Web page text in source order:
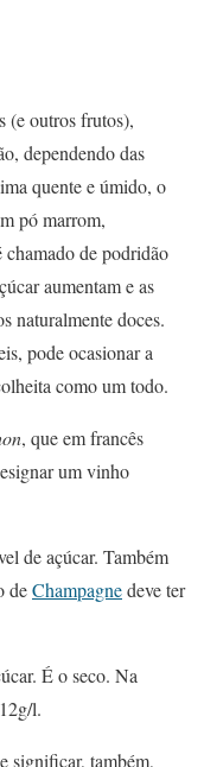
(e outros frutos),
dependendo das
quente e úmido, o
pó marrom,
chamado de podridão
aumentam e as
naturalmente doces.
pode ocasionar a
como um todo.
, que em francês
um vinho
de açúcar. Também
deChampagnedeve ter
É o seco. Na
l.
significar, também,